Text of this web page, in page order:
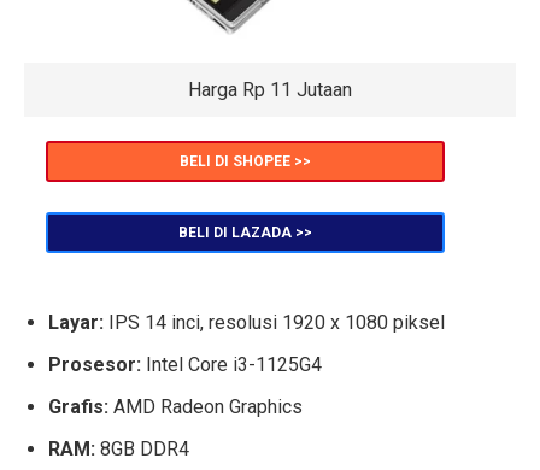
Harga Rp 11 Jutaan
BELI DI SHOPEE >>
BELI DI LAZADA >>
Layar: IPS 14 inci, resolusi 1920 x 1080 piksel
Prosesor: Intel Core i3-1125G4
Grafis: AMD Radeon Graphics
RAM: 8GB DDR4